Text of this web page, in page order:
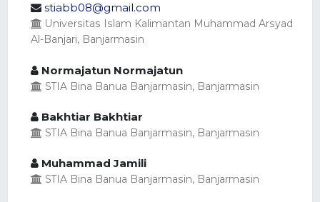
stiabb08@gmail.com
Universitas Islam Kalimantan Muhammad Arsyad
Al-Banjari, Banjarmasin
Normajatun Normajatun
STIA Bina Banua Banjarmasin, Banjarmasin
Bakhtiar Bakhtiar
STIA Bina Banua Banjarmasin, Banjarmasin
Muhammad Jamili
STIA Bina Banua Banjarmasin, Banjarmasin